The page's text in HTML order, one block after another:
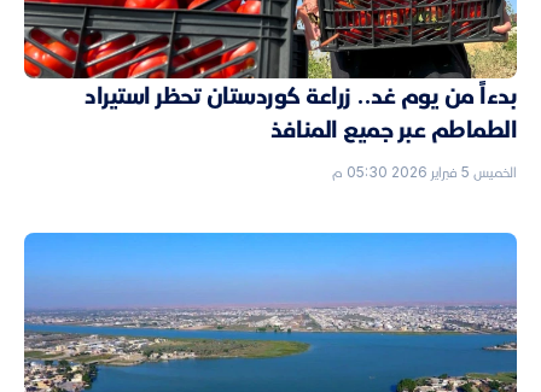
بدءاً من يوم غد.. زراعة كوردستان تحظر استيراد
الطماطم عبر جميع المنافذ
الخميس 5 فبراير 2026 05:30 م